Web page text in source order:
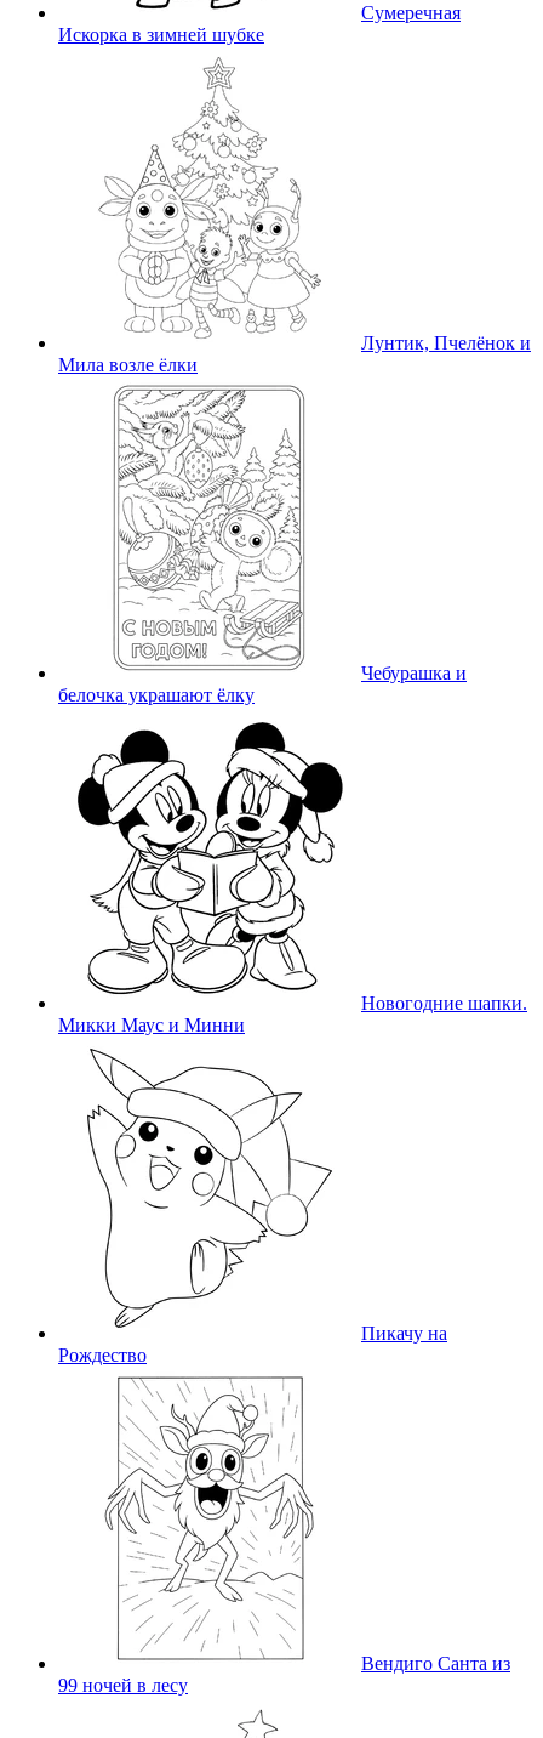
Сумеречная
Искорка в зимней шубке
Лунтик, Пчелёнок и
Мила возле ёлки
Чебурашка и
белочка украшают ёлку
Новогодние шапки.
Микки Маус и Минни
Пикачу на
Рождество
Вендиго Санта из
99 ночей в лесу